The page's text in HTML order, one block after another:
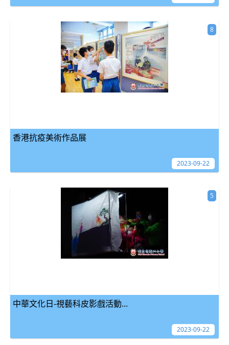
香港抗疫美術作品展
8
2023-09-22
中華文化日-視藝科皮影戲活動...
5
2023-09-22